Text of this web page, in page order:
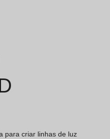
para criar linhas de luz